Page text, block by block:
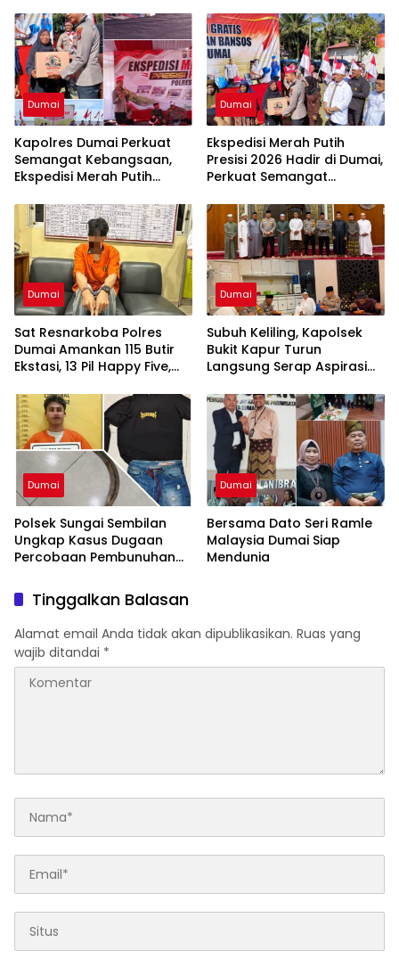
Dumai
Kapolres Dumai Perkuat
Semangat Kebangsaan,
Ekspedisi Merah Putih
Nyata untuk Rakyat
Dumai
Ekspedisi Merah Putih
Presisi 2026 Hadir di Dumai,
Perkuat Semangat
Kepedulian Sosial
Dumai
Sat Resnarkoba Polres
Dumai Amankan 115 Butir
Ekstasi, 13 Pil Happy Five,
dari Seorang Pria
Dumai
Subuh Keliling, Kapolsek
Bukit Kapur Turun
Langsung Serap Aspirasi
Dumai
Polsek Sungai Sembilan
Ungkap Kasus Dugaan
Percobaan Pembunuhan
Berhasil Diamankan
Dumai
Bersama Dato Seri Ramle
Malaysia Dumai Siap
Mendunia
Tinggalkan Balasan
Alamat email Anda tidak akan dipublikasikan. Ruas yang
wajib ditandai *